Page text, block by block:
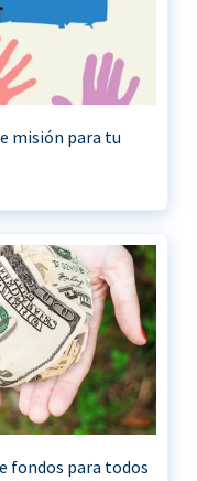
misión para tu
fondos para todos